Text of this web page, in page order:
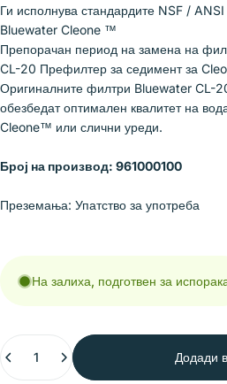
Ги исполнува стандардите NSF /
Bluewater Cleone ™
Препорачан период на замена на
CL-20 Префилтер за седимент за
Оригиналните филтри Bluewater CL-
обезбедат оптимален квалитет на
Cleone™ или слични уреди.
Број на производ: 961000100
Преземања: Упатство за употреба
На залиха, подготвен за
Количина
Додади